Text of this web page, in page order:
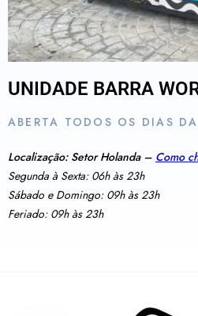
UNIDADE BARRA
ABERTA TODOS OS DIAS
Localização: Setor Holanda – Como
Segunda à Sexta: 06h às 23h
Sábado e Domingo: 09h às 23h
Feriado: 09h às 23h